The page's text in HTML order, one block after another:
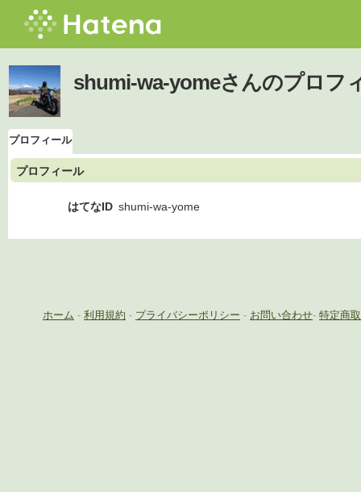
shumi-wa-yomeさんのプロフ
プロフィール
プロフィール
はてなID shumi-wa-yome
ホーム - 利用規約 - プライバシーポリシー - お問い合わせ- 特定商